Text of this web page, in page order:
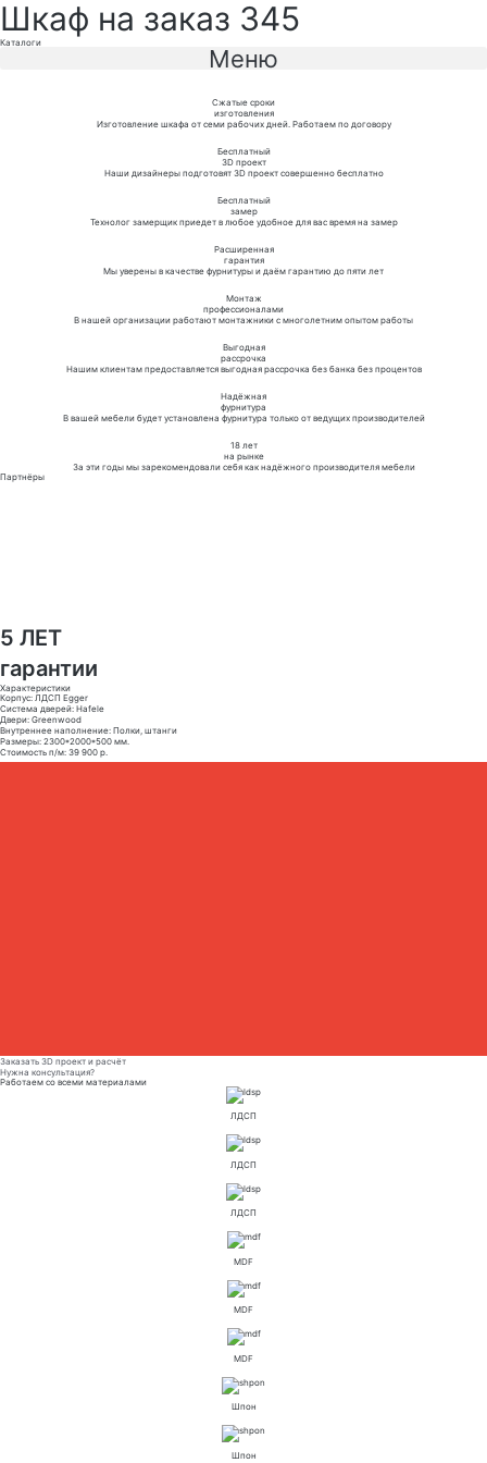
Шкаф на заказ 345
Каталоги
Меню
Сжатые сроки
изготовления
Изготовление шкафа от семи рабочих дней. Работаем по договору
Бесплатный
3D проект
Наши дизайнеры подготовят 3D проект совершенно бесплатно
Бесплатный
замер
Технолог замерщик приедет в любое удобное для вас время на замер
Расширенная
гарантия
Мы уверены в качестве фурнитуры и даём гарантию до пяти лет
Монтаж
профессионалами
В нашей организации работают монтажники с многолетним опытом работы
Выгодная
рассрочка
Нашим клиентам предоставляется выгодная рассрочка без банка без процентов
Надёжная
фурнитура
В вашей мебели будет установлена фурнитура только от ведущих производителей
18 лет
на рынке
За эти годы мы зарекомендовали себя как надёжного производителя мебели
Партнёры
5 ЛЕТ
гарантии
Характеристики
Корпус: ЛДСП Egger
Система дверей: Hafele
Двери: Greenwood
Внутреннее наполнение: Полки, штанги
Размеры: 2300*2000*500 мм.
Стоимость п/м: 39 900 р.
Заказать 3D проект и расчёт
Нужна консультация?
Работаем со всеми материалами
ЛДСП
ЛДСП
ЛДСП
MDF
MDF
MDF
Шпон
Шпон